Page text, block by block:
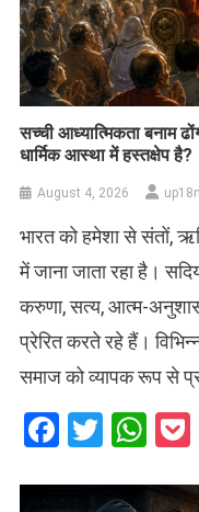
सच्ची आध्यात्मिकता बनाम
धार्मिक आस्था में हस्तक्षेप है?
August 4, 2026
भारत को हमेशा से संतों,
में जाना जाता रहा है।
करुणा, सत्य, आत्म-
प्रेरित करते रहे हैं।
समाज को व्यापक रूप से
Facebook